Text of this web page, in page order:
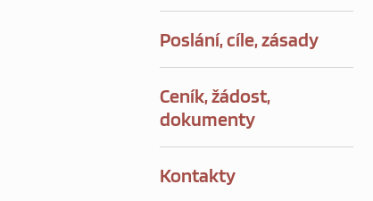
Poslání, cíle, zásady
Ceník, žádost,
dokumenty
Kontakty